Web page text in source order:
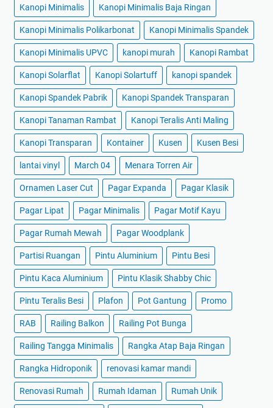
Kanopi Minimalis Kanopi Minimalis Baja Ringan
Kanopi Minimalis Polikarbonat Kanopi Minimalis Spandek
Kanopi Minimalis UPVC kanopi murah Kanopi Rambat
Kanopi Solarflat Kanopi Solartuff kanopi spandek
Kanopi Spandek Pabrik Kanopi Spandek Transparan
Kanopi Tanaman Rambat Kanopi Teralis Anti Maling
Kanopi Transparan Kontainer Kusen Kusen Besi
lantai vinyl March 04 Menara Torren Air
Ornamen Laser Cut Pagar Expanda Pagar Klasik
Pagar Lipat Pagar Minimalis Pagar Motif Kayu
Pagar Rumah Mewah Pagar Woodplank
Partisi Ruangan Pintu Aluminium Pintu Besi
Pintu Kaca Aluminium Pintu Klasik Shabby Chic
Pintu Teralis Besi Plafon Pot Gantung Promo
RAB Railing Balkon Railing Pot Bunga
Railing Tangga Minimalis Rangka Atap Baja Ringan
Rangka Hidroponik renovasi kamar mandi
Renovasi Rumah Rumah Idaman Rumah Unik